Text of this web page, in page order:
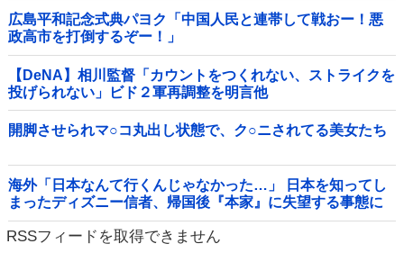
広島平和記念式典パヨク「中国人民と連帯して戦おー！悪
政高市を打倒するぞー！」
【DeNA】相川監督「カウントをつくれない、ストライクを
投げられない」ビド２軍再調整を明言他
開脚させられマ○コ丸出し状態で、ク○ニされてる美女たち
海外「日本なんて行くんじゃなかった…」 日本を知ってし
まったディズニー信者、帰国後『本家』に失望する事態に
RSSフィードを取得できません